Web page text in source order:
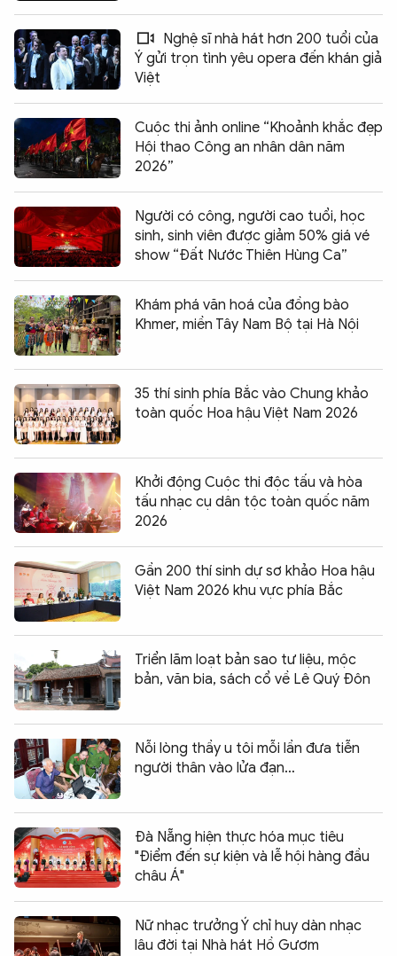
Nghệ sĩ nhà hát hơn 200 tuổi của
Ý gửi trọn tình yêu opera đến khán giả
Việt
Cuộc thi ảnh online “Khoảnh khắc đẹp
Hội thao Công an nhân dân năm
2026”
Người có công, người cao tuổi, học
sinh, sinh viên được giảm 50% giá vé
show “Đất Nước Thiên Hùng Ca”
Khám phá văn hoá của đồng bào
Khmer, miền Tây Nam Bộ tại Hà Nội
35 thí sinh phía Bắc vào Chung khảo
toàn quốc Hoa hậu Việt Nam 2026
Khởi động Cuộc thi độc tấu và hòa
tấu nhạc cụ dân tộc toàn quốc năm
2026
Gần 200 thí sinh dự sơ khảo Hoa hậu
Việt Nam 2026 khu vực phía Bắc
Triển lãm loạt bản sao tư liệu, mộc
bản, văn bia, sách cổ về Lê Quý Đôn
Nỗi lòng thầy u tôi mỗi lần đưa tiễn
người thân vào lửa đạn…
Đà Nẵng hiện thực hóa mục tiêu
"Điểm đến sự kiện và lễ hội hàng đầu
châu Á"
Nữ nhạc trưởng Ý chỉ huy dàn nhạc
lâu đời tại Nhà hát Hồ Gươm